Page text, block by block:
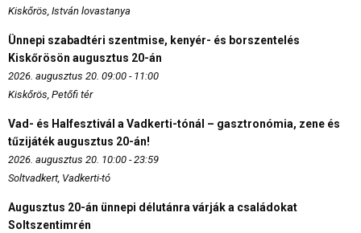
Kiskőrös, István lovastanya
Ünnepi szabadtéri szentmise, kenyér- és borszentelés
Kiskőrösön augusztus 20-án
2026. augusztus 20. 09:00 - 11:00
Kiskőrös, Petőfi tér
Vad- és Halfesztivál a Vadkerti-tónál – gasztronómia, zene és
tűzijáték augusztus 20-án!
2026. augusztus 20. 10:00 - 23:59
Soltvadkert, Vadkerti-tó
Augusztus 20-án ünnepi délutánra várják a családokat
Soltszentimrén